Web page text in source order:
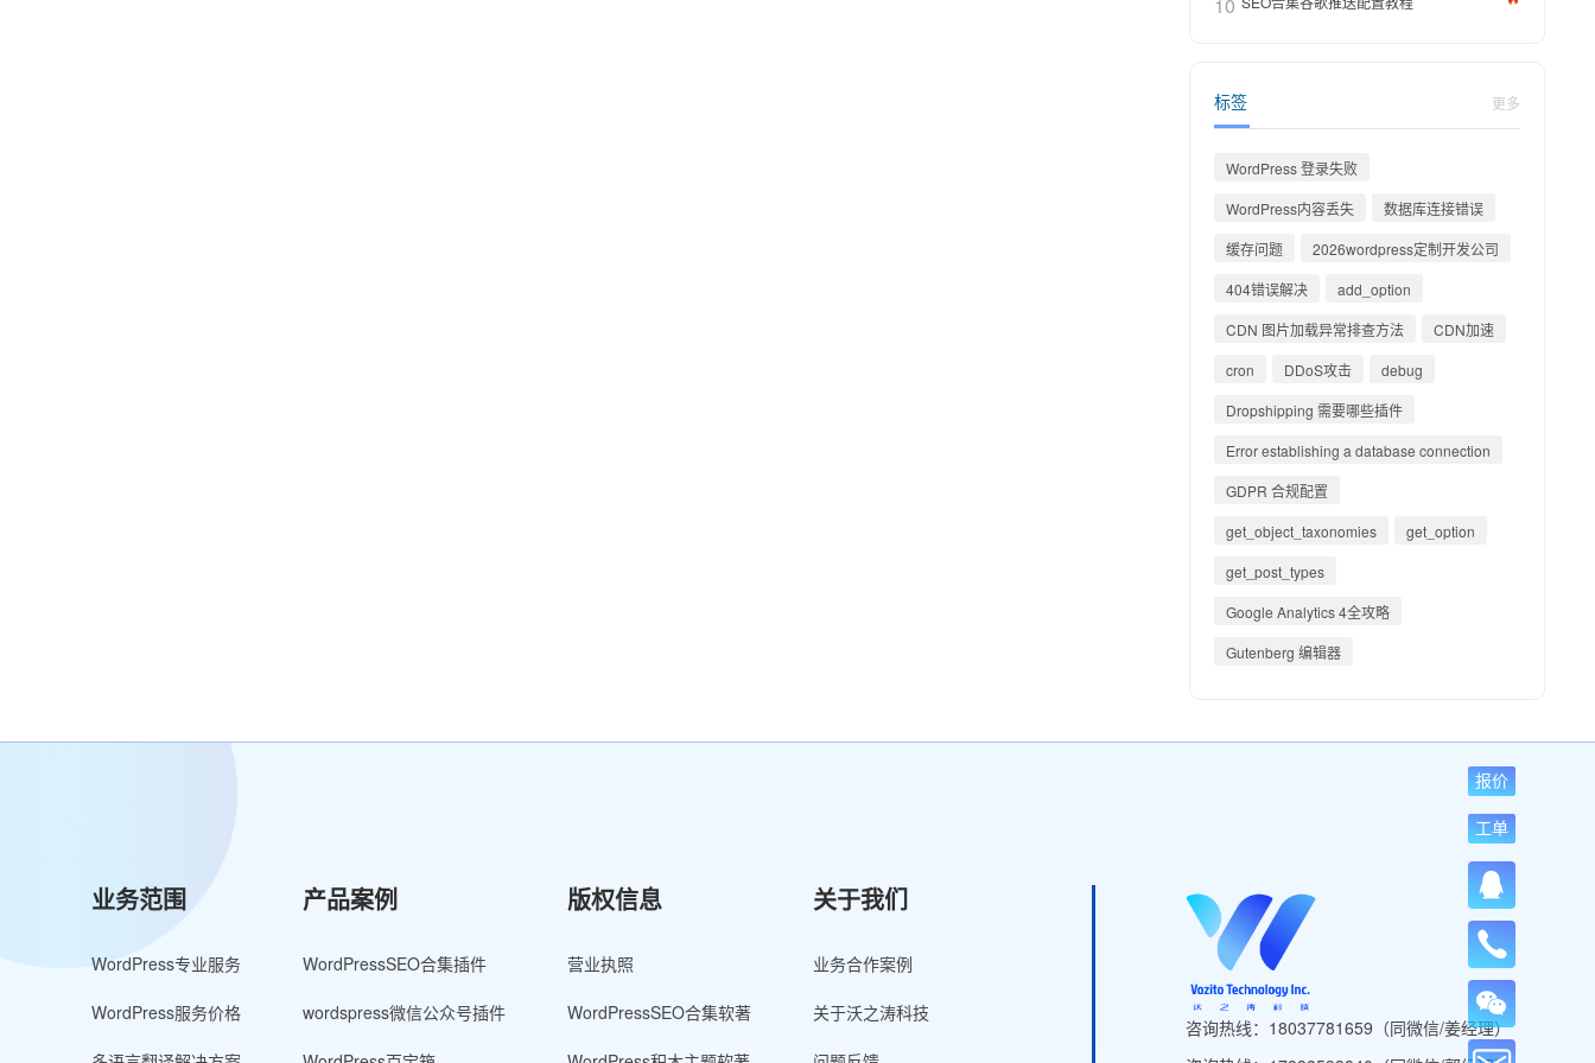
标签 更多
WordPress 登录失败
WordPress内容丢失
数据库连接错误
缓存问题
2026wordpress定制开发公司
404错误解决
add_option
CDN 图片加载异常排查方法
CDN加速
cron
DDoS攻击
debug
Dropshipping 需要哪些插件
Error establishing a database connection
GDPR 合规配置
get_object_taxonomies
get_option
get_post_types
Google Analytics 4全攻略
Gutenberg 编辑器
业务范围
WordPress专业服务
WordPress服务价格
产品案例
WordPressSEO合集插件
wordspress微信公众号插件
版权信息
营业执照
WordPressSEO合集软著
关于我们
业务合作案例
关于沃之涛科技
咨询热线：18037781659（同微信/姜经理）
报价
工单